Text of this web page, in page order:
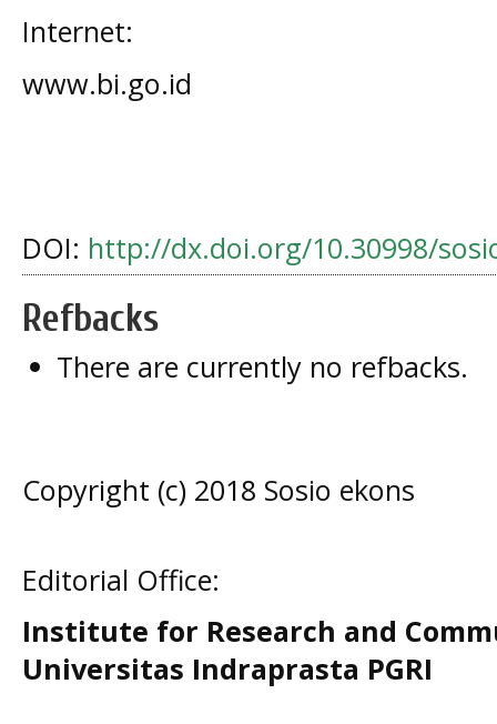
Internet:
www.bi.go.id
DOI: http://dx.doi.org/10.30998/
Refbacks
There are currently no refbacks.
Copyright (c) 2018 Sosio ekons
Editorial Office:
Institute for Research and
Universitas Indraprasta PGRI